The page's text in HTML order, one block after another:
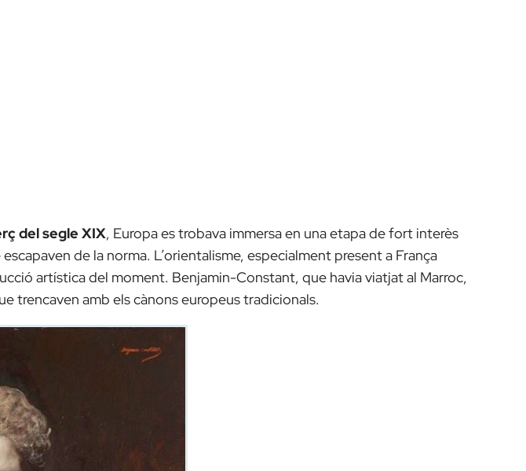
del segle XIX, Europa es trobava immersa en una etapa de fort interès
de la norma. L’orientalisme, especialment present a França
artística del moment. Benjamin-Constant, que havia viatjat al Marroc,
trencaven amb els cànons europeus tradicionals.